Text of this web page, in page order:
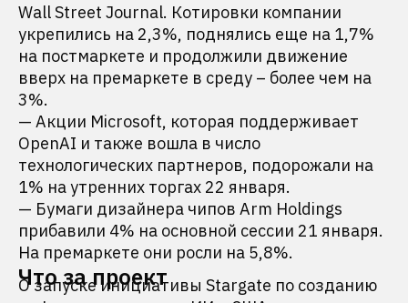
Wall Street Journal. Котировки компании
укрепились на 2,3%, поднялись еще на 1,7%
на постмаркете и продолжили движение
вверх на премаркете в среду – более чем на
3%.
— Акции Microsoft, которая поддерживает
OpenAI и также вошла в число
технологических партнеров, подорожали на
1% на утренних торгах 22 января.
— Бумаги дизайнера чипов Arm Holdings
прибавили 4% на основной сессии 21 января.
На премаркете они росли на 5,8%.
Что за проект
О запуске инициативы Stargate по созданию